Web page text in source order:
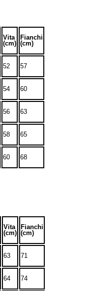
Vita
(cm)
Fianchi
(cm)
52 57
54 60
56 63
58 65
60 68
Vita
(cm)
Fianchi
(cm)
63 71
64 74